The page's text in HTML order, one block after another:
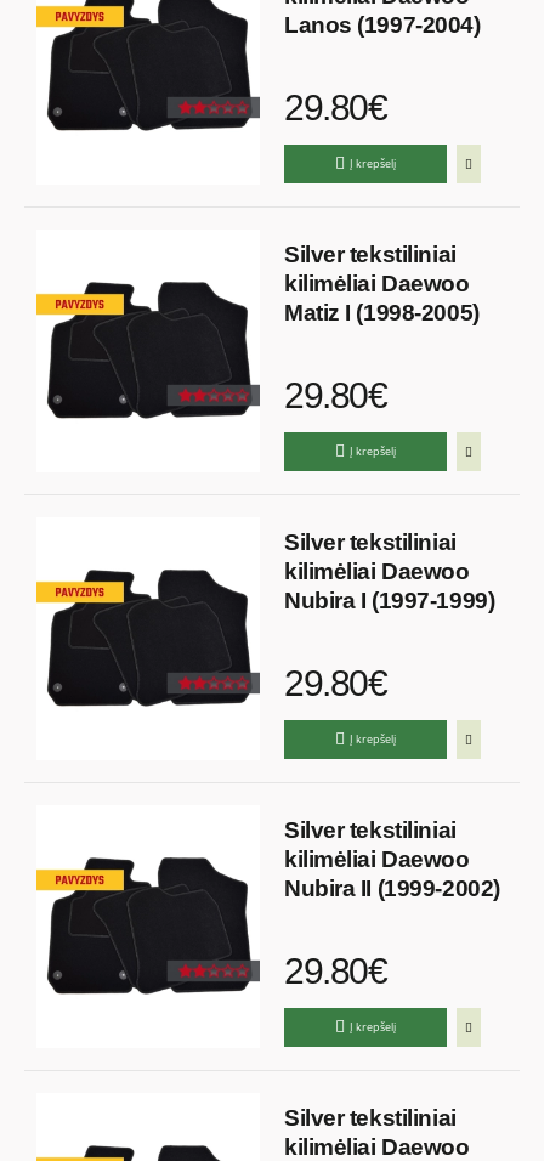
Lanos (1997-2004)
29.80€
Į krepšelį
Silver tekstiliniai
kilimėliai Daewoo
Matiz I (1998-2005)
29.80€
Į krepšelį
Silver tekstiliniai
kilimėliai Daewoo
Nubira I (1997-1999)
29.80€
Į krepšelį
Silver tekstiliniai
kilimėliai Daewoo
Nubira II (1999-2002)
29.80€
Į krepšelį
Silver tekstiliniai
kilimėliai Daewoo